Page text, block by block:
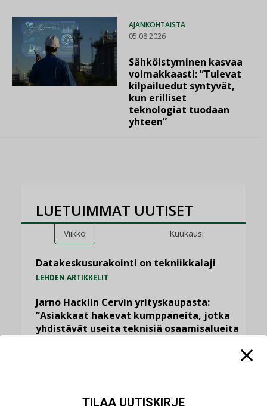
AJANKOHTAISTA
05.08.2026
Sähköistyminen kasvaa
voimakkaasti: ”Tulevat
kilpailuedut syntyvät,
kun erilliset
teknologiat tuodaan
yhteen”
LUETUIMMAT UUTISET
Viikko Kuukausi
Datakeskusurakointi on tekniikkalaji
LEHDEN ARTIKKELIT
Jarno Hacklin Cervin yrityskaupasta:
”Asiakkaat hakevat kumppaneita, jotka
yhdistävät useita teknisiä osaamisalueita
TILAA UUTISKIRJE